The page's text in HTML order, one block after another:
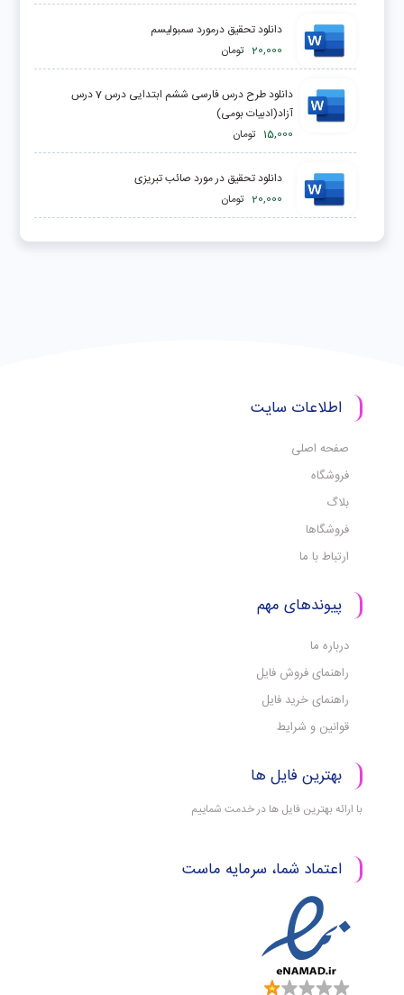
دانلود تحقیق درمورد سمبوليسم
20,000 تومان
دانلود طرح درس فارسی ششم ابتدایی درس 7 درس
آزاد(ادبیات بومی)
15,000 تومان
دانلود تحقیق در مورد صائب تبریزی
20,000 تومان
اطلاعات سایت
صفحه اصلی
فروشگاه
بلاگ
فروشگاها
ارتباط با ما
پیوندهای مهم
درباره ما
راهنمای فروش فایل
راهنمای خرید فایل
قوانین و شرایط
بهترین فایل ها
با ارائه بهترین فایل ها در خدمت شماییم
اعتماد شما، سرمایه ماست